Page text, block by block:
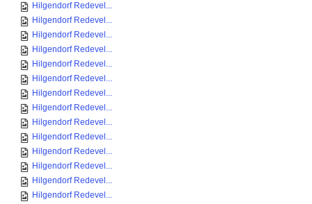
Hilgendorf Redevel...
Hilgendorf Redevel...
Hilgendorf Redevel...
Hilgendorf Redevel...
Hilgendorf Redevel...
Hilgendorf Redevel...
Hilgendorf Redevel...
Hilgendorf Redevel...
Hilgendorf Redevel...
Hilgendorf Redevel...
Hilgendorf Redevel...
Hilgendorf Redevel...
Hilgendorf Redevel...
Hilgendorf Redevel...